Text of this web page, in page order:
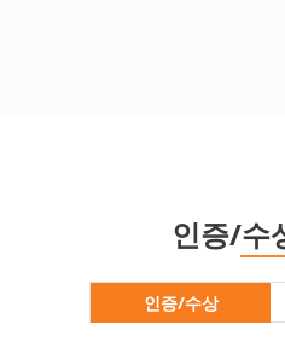
인증/수
인증/수상